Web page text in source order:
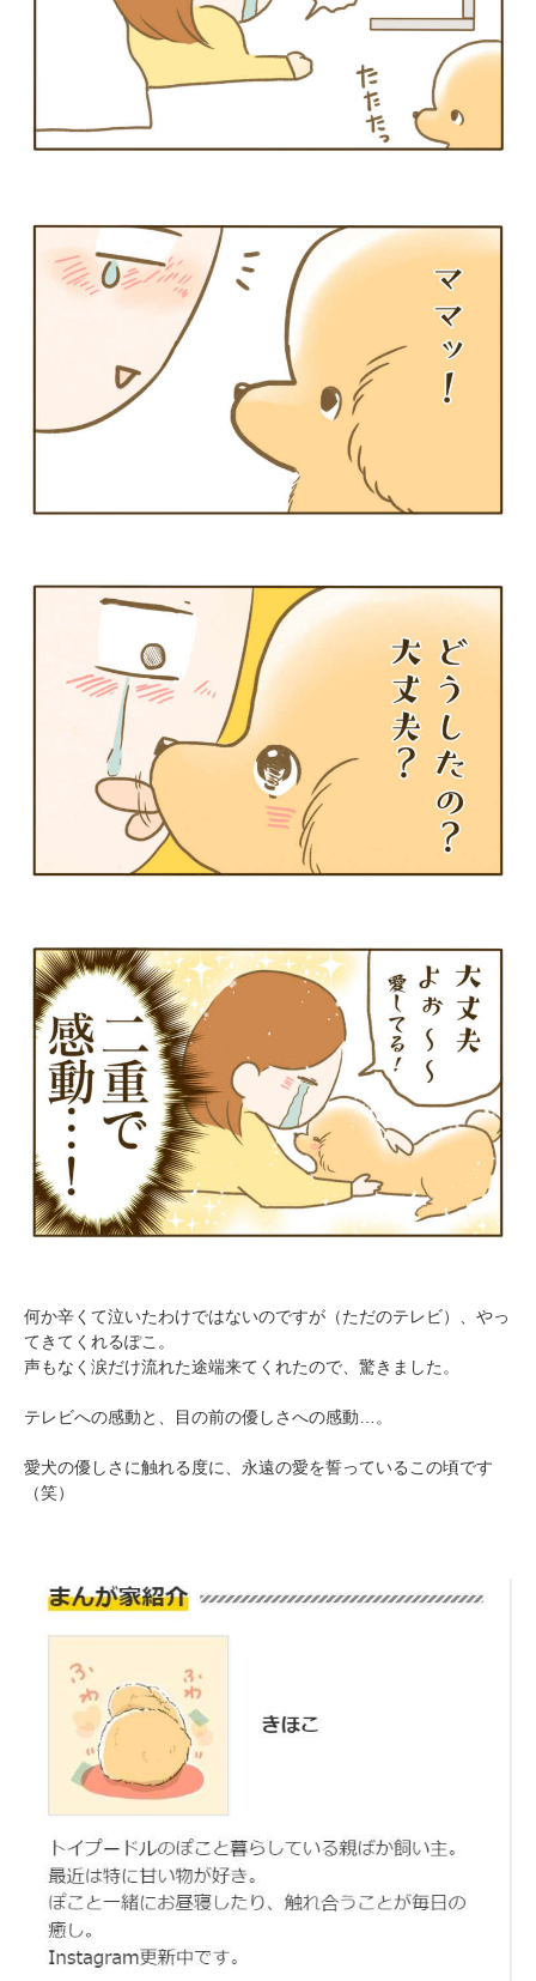
何か辛くて泣いたわけではないのですが（ただのテレビ）、やっ
てきてくれるぽこ。
声もなく涙だけ流れた途端来てくれたので、驚きました。
テレビへの感動と、目の前の優しさへの感動…。
愛犬の優しさに触れる度に、永遠の愛を誓っているこの頃です
（笑）
pecodogs
いぬ部をフォロー
pecocats
ねこ部をフォロー
PECOアプリをダウンロード済みの方
アプリで開く
アプリをダウンロードする